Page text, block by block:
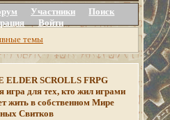
Участники
Поиск
Войти
темы
SCROLLS FRPG
игра для тех, кто жил играми
жить в собственном Мире
Свитков